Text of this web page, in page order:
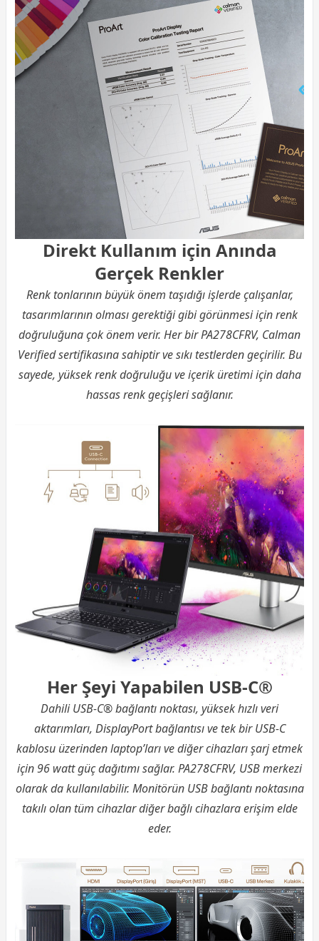
Direkt Kullanım için Anında
Gerçek Renkler
Renk tonlarının büyük önem taşıdığı işlerde çalışanlar,
tasarımlarının olması gerektiği gibi görünmesi için renk
doğruluğuna çok önem verir. Her bir PA278CFRV, Calman
Verified sertifikasına sahiptir ve sıkı testlerden geçirilir. Bu
sayede, yüksek renk doğruluğu ve içerik üretimi için daha
hassas renk geçişleri sağlanır.
Her Şeyi Yapabilen USB-C®
Dahili USB-C® bağlantı noktası, yüksek hızlı veri
aktarımları, DisplayPort bağlantısı ve tek bir USB-C
kablosu üzerinden laptop’ları ve diğer cihazları şarj etmek
için 96 watt güç dağıtımı sağlar. PA278CFRV, USB merkezi
olarak da kullanılabilir. Monitörün USB bağlantı noktasına
takılı olan tüm cihazlar diğer bağlı cihazlara erişim elde
eder.